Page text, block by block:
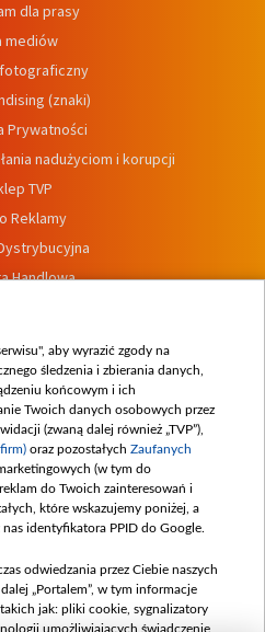
dla prasy
mediów
(znaki)
Prywatności
nadużyciom i korupcji
TVP
Reklamy
Handlowa
wewnętrznych
aby wyrazić zgody na
śledzenia i zbierania danych,
końcowym i ich
Twoich danych osobowych przez
(zwaną dalej również „TVP”),
oraz pozostałych Zaufanych
(w tym do
do Twoich zainteresowań i
które wskazujemy poniżej, a
identyfikatora PPID do Google.
odwiedzania przez Ciebie naszych
„Portalem”, w tym informacje
jak: pliki cookie, sygnalizatory
umożliwiających świadczenie